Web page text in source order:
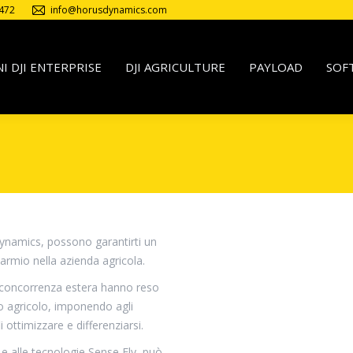
info@horusdynamics.com
DJI ENTERPRISE DJI AGRICULTURE PAYLOAD
possono garantirti un
nella azienda agricola.
estera hanno reso
agricolo, imponendo agli
e differenziarsi.